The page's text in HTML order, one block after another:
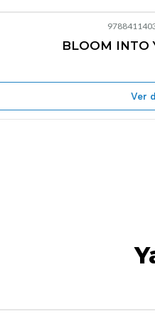
BLOOM INTO
Ver